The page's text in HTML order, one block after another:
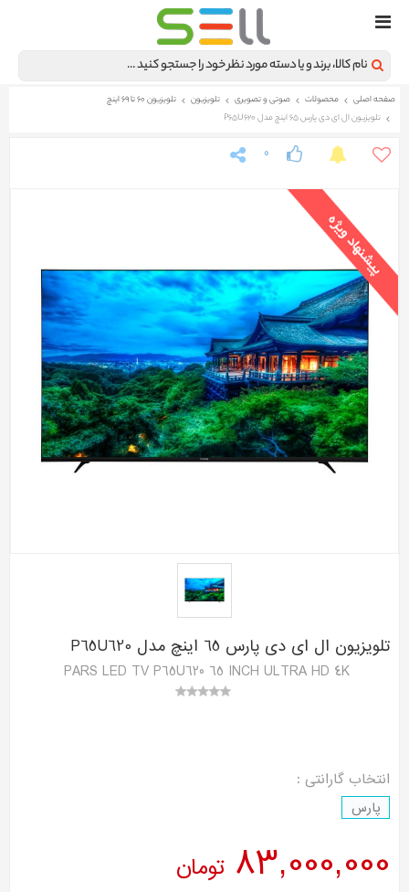
صفحه اصلی محصولات صوتی و تصویری تلویزیون
تلویزیون 60 تا 69 اینچ
تلویزیون ال ای دی پارس 65 اینچ مدل P65U620
0
تلویزیون ال ای دی پارس 65 اینچ مدل P65U620
PARS LED TV P65U620 65 INCH ULTRA HD 4K
انتخاب گارانتی :
پارس
83,000,000 تومان